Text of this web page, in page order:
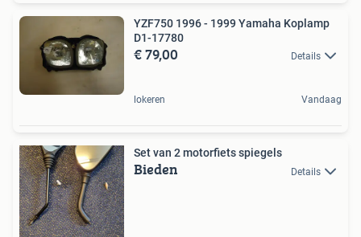
YZF750 1996 - 1999 Yamaha Koplamp
D1-17780
€ 79,00 Details
lokeren Vandaag
Set van 2 motorfiets spiegels
Bieden Details